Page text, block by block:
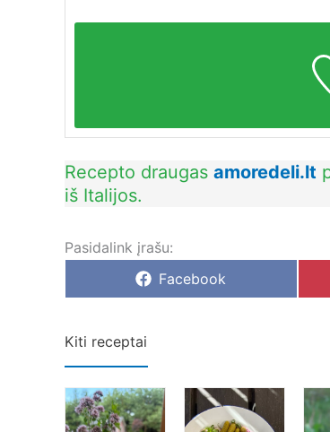
Recepto draugas amoredeli.lt
iš Italijos.
Pasidalink įrašu:
Share
Facebook
Kiti receptai